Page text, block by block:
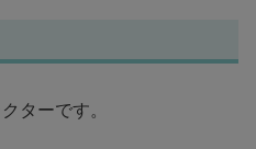
ターです。